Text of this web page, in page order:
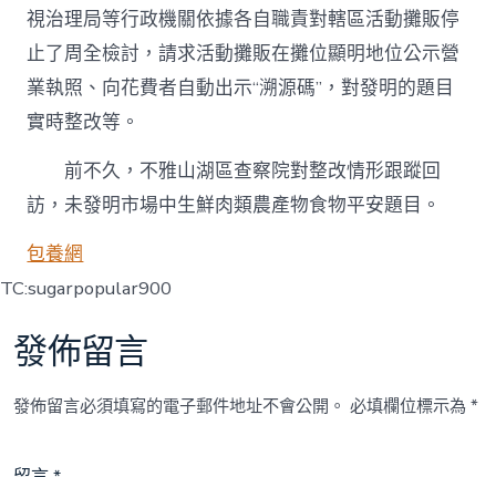
視治理局等行政機關依據各自職責對轄區活動攤販停
止了周全檢討，請求活動攤販在攤位顯明地位公示營
業執照、向花費者自動出示“溯源碼”，對發明的題目
實時整改等。
前不久，不雅山湖區查察院對整改情形跟蹤回
訪，未發明市場中生鮮肉類農產物食物平安題目。
包養網
TC:sugarpopular900
發佈留言
發佈留言必須填寫的電子郵件地址不會公開。 必填欄位標示為*